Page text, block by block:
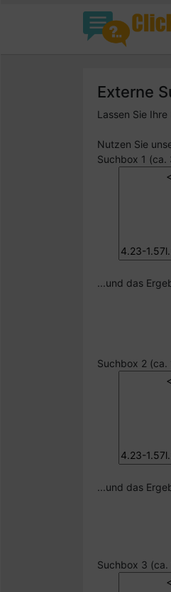
Externe
Lassen Sie
Nutzen Sie
Suchbox 1 (ca.
...und das
Suchbox 2 (ca.
...und das
Suchbox 3 (ca.